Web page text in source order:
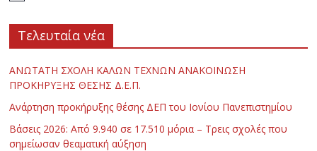
Τελευταία νέα
ΑΝΩΤΑΤΗ ΣΧΟΛΗ ΚΑΛΩΝ ΤΕΧΝΩΝ ΑΝΑΚΟΙΝΩΣΗ
ΠΡΟΚΗΡΥΞΗΣ ΘΕΣΗΣ Δ.Ε.Π.
Ανάρτηση προκήρυξης θέσης ΔΕΠ του Ιονίου Πανεπιστημίου
Βάσεις 2026: Από 9.940 σε 17.510 μόρια – Τρεις σχολές που
σημείωσαν θεαματική αύξηση